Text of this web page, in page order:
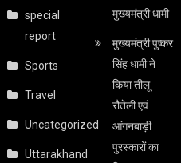
special
report
Sports
Travel
Uncategorized
Uttarakhand
मुख्यमंत्री धामी
मुख्यमंत्री पुष्कर
सिंह धामी ने
किया तीलू
रौतेली एवं
आंगनबाड़ी
पुरस्कारों का